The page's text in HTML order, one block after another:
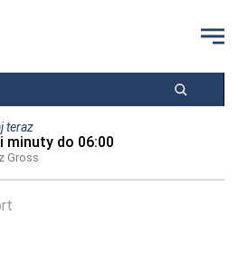
teraz
minuty do 06:00
Gross